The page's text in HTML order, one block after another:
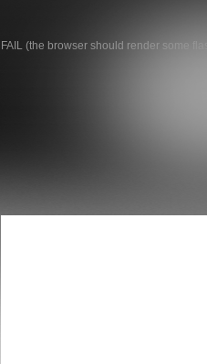
FAIL (the browser should render some